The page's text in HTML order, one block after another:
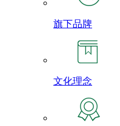
旗下品牌
文化理念